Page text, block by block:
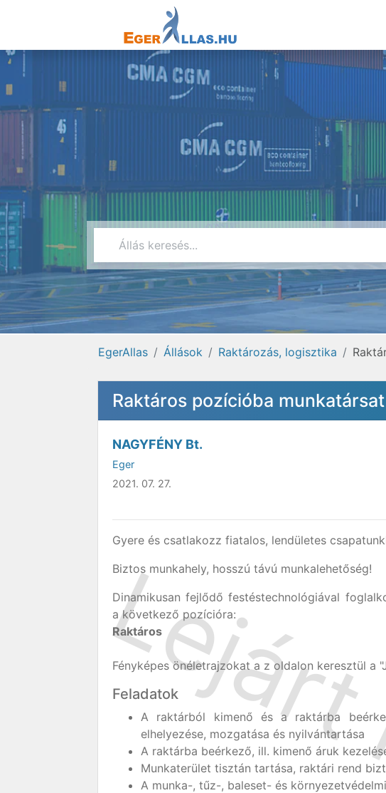
EgerAllas Állások Raktározás, logisztika
Raktáros pozícióba
NAGYFÉNY Bt.
Eger
2021. 07. 27.
Gyere és csatlakozz fiatalos, lendületes
Biztos munkahely, hosszú távú munkalehetőség!
Dinamikusan fejlődő festéstechnológiával
a következő pozícióra:
Raktáros
Fényképes önéletrajzokat a z oldalon keresztül a
Feladatok
A raktárból kimenő és a raktárba
elhelyezése, mozgatása és nyilvántartása
A raktárba beérkező, ill. kimenő áruk
Munkaterület tisztán tartása, raktári rend
A munka-, tűz-, baleset- és